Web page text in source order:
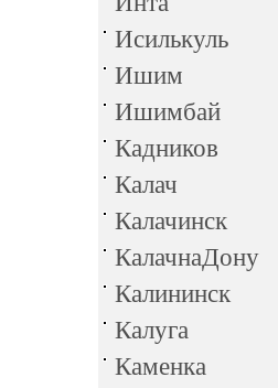
Исилькуль
Ишим
Ишимбай
Кадников
Калач
Калачинск
КалачнаДону
Калининск
Калуга
Каменка